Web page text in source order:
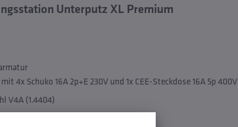
Unterputz XL Premium
4x Schuko 16A 2p+E 230V und 1x CEE-Steckdose 16A 5p 400V
V4A (1.4404)